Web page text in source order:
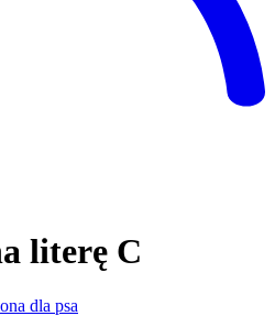
literę C
dla psa